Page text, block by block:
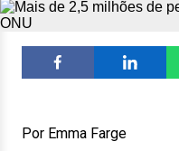
Por Emma Farge